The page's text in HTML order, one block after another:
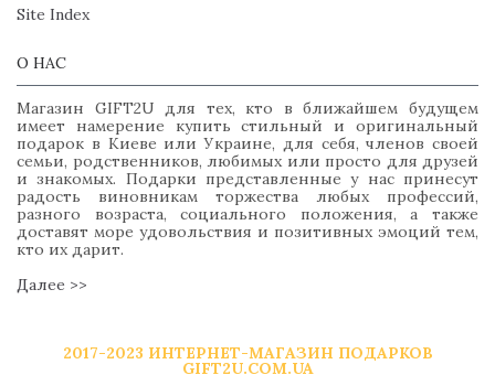
Site Index
О НАС
Магазин GIFT2U для тех, кто в ближайшем будущем
имеет намерение купить стильный и оригинальный
подарок в Киеве или Украине, для себя, членов своей
семьи, родственников, любимых или просто для друзей
и знакомых. Подарки представленные у нас принесут
радость виновникам торжества любых профессий,
разного возраста, социального положения, а также
доставят море удовольствия и позитивных эмоций тем,
кто их дарит.
Далее >>
2017-2023 ИНТЕРНЕТ-МАГАЗИН ПОДАРКОВ
GIFT2U.COM.UA